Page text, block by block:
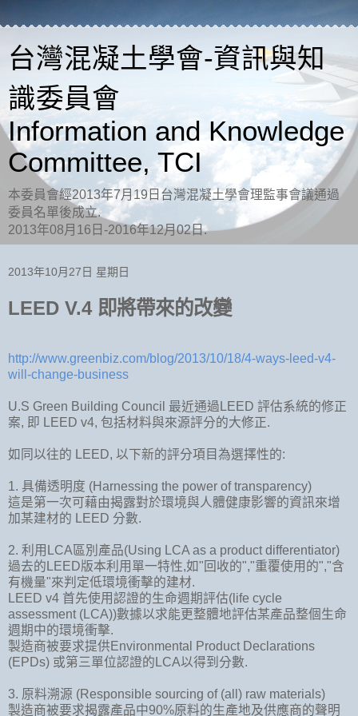
台灣混凝土學會-資訊與知
識委員會
Information and Knowledge
Committee, TCI
本委員會經2013年7月19日台灣混凝土學會理監事會議通過
委員名單後成立.
2013年08月16日-2016年12月02日.
2013年10月27日 星期日
LEED V.4 即將帶來的改變
http://www.greenbiz.com/blog/2013/10/18/4-ways-leed-v4-
will-change-business
U.S Green Building Council 最近通過LEED 評估系統的修正
案, 即 LEED v4, 包括材料與來源評分的大修正.
如同以往的 LEED, 以下新的評分項目為選擇性的:
1. 具備透明度 (Harnessing the power of transparency)
這是第一次可藉由揭露對於環境與人體健康影響的資訊來增
加某建材的 LEED 分數.
2. 利用LCA區別產品(Using LCA as a product differentiator)
過去的LEED版本利用單一特性,如"回收的","重覆使用的","含
有機量"來判定低環境衝擊的建材.
LEED v4 首先使用認證的生命週期評估(life cycle
assessment (LCA))數據以求能更整體地評估某產品整個生命
週期中的環境衝擊.
製造商被要求提供Environmental Product Declarations
(EPDs) 或第三單位認證的LCA以得到分數.
3. 原料溯源 (Responsible sourcing of (all) raw materials)
製造商被要求揭露產品中90%原料的生產地及供應商的聲明